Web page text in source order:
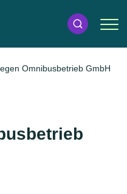
Omnibusbetrieb GmbH